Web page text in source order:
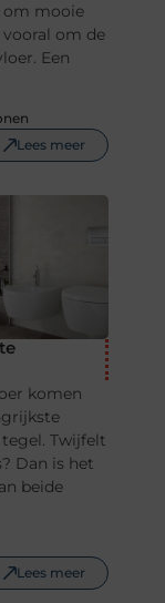
om mooie
om de
Een
Lees meer
komen
Twijfelt
Dan is het
beide
Lees meer